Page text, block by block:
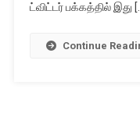
ட்விட்டர் பக்கத்தில் இது
Continue